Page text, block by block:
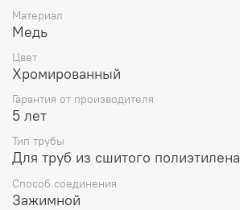
Материал
Медь
Цвет
Хромированный
Гарантия от производителя
5 лет
Тип трубы
Для труб из сшитого полиэтилена
Способ соединения
Зажимной